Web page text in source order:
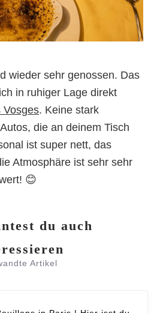
im Marais:
Janou
wieder sehr genossen. Das
in ruhiger Lage direkt
Vosges. Keine stark
die an deinem Tisch
ist super nett, das
Atmosphäre ist sehr sehr
😊
du auch
Artikel